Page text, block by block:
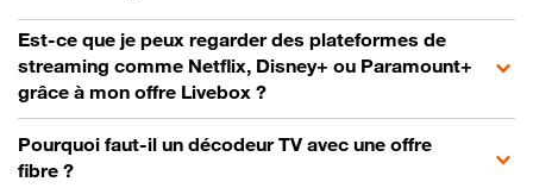
Est-ce que je peux regarder des plateformes de
streaming comme Netflix, Disney+ ou Paramount+
grâce à mon offre Livebox ?
Pourquoi faut-il un décodeur TV avec une offre
fibre ?